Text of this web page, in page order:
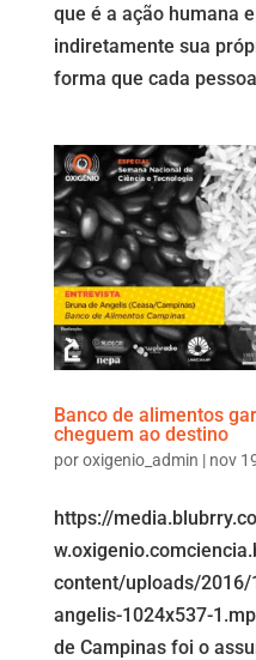
que é a ação humana
indiretamente sua
forma que cada
Banco de alimentos
cheguem ao destino
poroxigenio_admin | nov
https://
content/uploads/2016/
angelis-1024x537-
de Campinas foi o